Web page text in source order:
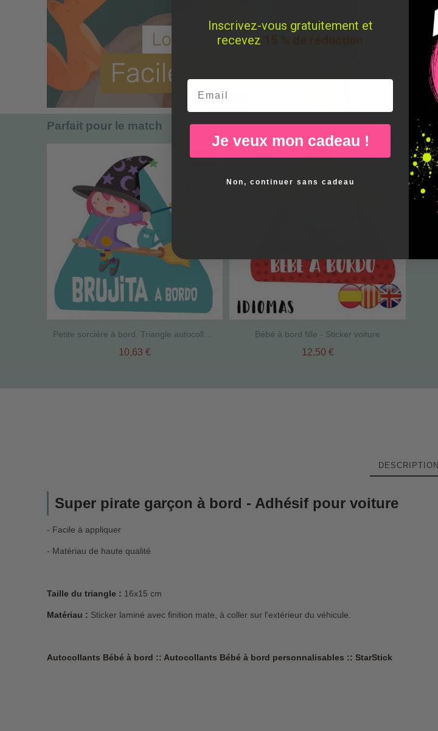
Parfait pour le match
-15%
Petite sorcière à bord. Triangle autocollant Bébé à bord
10,63 €
Bébé à bord fille - Sticker voiture
12,50 €
DESCRIPTION
Super pirate garçon à bord - Adhésif pour voiture
- Facile à appliquer
- Matériau de haute qualité
Taille du triangle : 16x15 cm
Matériau : Sticker laminé avec finition mate, à coller sur l'extérieur du véhicule.
Autocollants Bébé à bord :: Autocollants Bébé à bord personnalisables :: StarStick
Inscrivez-vous gratuitement et
recevez
15 % de réduction
Email
Je veux mon cadeau !
Non, continuer sans cadeau